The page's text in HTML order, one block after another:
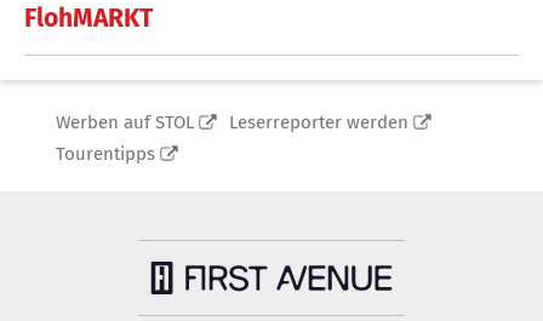
FlohMARKT
Werben auf STOL
Leserreporter werden
Tourentipps